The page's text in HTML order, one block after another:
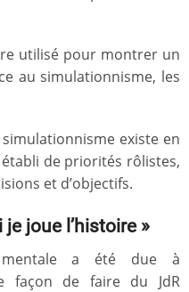
utilisé pour montrer un
au simulationnisme, les
existe en
de priorités rôlistes,
et d’objectifs.
joue l’histoire »
mentale a été due à
façon de faire du JdR